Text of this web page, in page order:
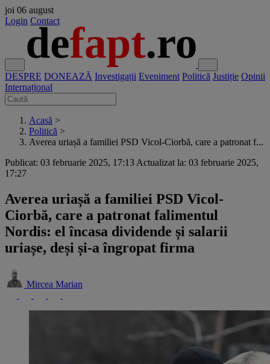
joi 06 august
Login Contact
DESPRE DONEAZĂ Investigații Eveniment Politică Justiție Opinii
Internațional
Acasă >
Politică >
Averea uriașă a familiei PSD Vicol-Ciorbă, care a patronat f...
Publicat: 03 februarie 2025, 17:13 Actualizat la: 03 februarie 2025,
17:27
Averea uriașă a familiei PSD Vicol-
Ciorbă, care a patronat falimentul
Nordis: el încasa dividende și salarii
uriașe, deși și-a îngropat firma
Mircea Marian